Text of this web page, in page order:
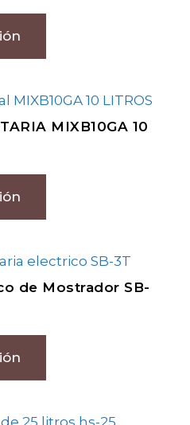
MIXB10GA 10
de Mostrador SB-